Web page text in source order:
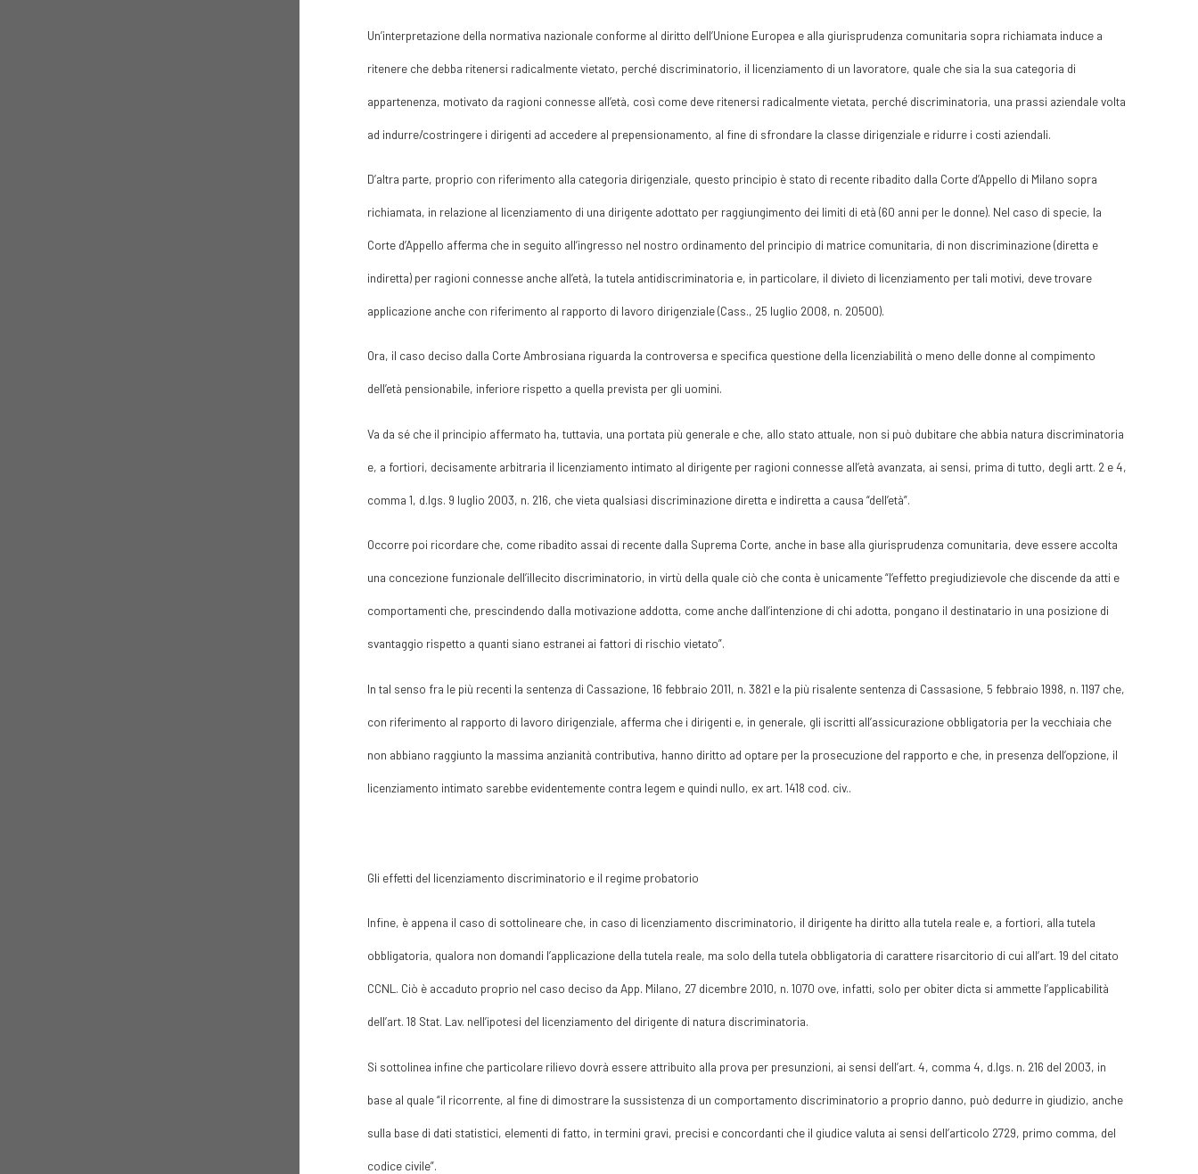
Un’interpretazione della normativa nazionale conforme al diritto dell’Unione Europea e alla giurisprudenza comunitaria sopra richiamata induce a
ritenere che debba ritenersi radicalmente vietato, perché discriminatorio, il licenziamento di un lavoratore, quale che sia la sua categoria di
appartenenza, motivato da ragioni connesse all’età, così come deve ritenersi radicalmente vietata, perché discriminatoria, una prassi aziendale volta
ad indurre/costringere i dirigenti ad accedere al prepensionamento, al fine di sfrondare la classe dirigenziale e ridurre i costi aziendali.
D’altra parte, proprio con riferimento alla categoria dirigenziale, questo principio è stato di recente ribadito dalla Corte d’Appello di Milano sopra
richiamata, in relazione al licenziamento di una dirigente adottato per raggiungimento dei limiti di età (60 anni per le donne). Nel caso di specie, la
Corte d’Appello afferma che in seguito all’ingresso nel nostro ordinamento del principio di matrice comunitaria, di non discriminazione (diretta e
indiretta) per ragioni connesse anche all’età, la tutela antidiscriminatoria e, in particolare, il divieto di licenziamento per tali motivi, deve trovare
applicazione anche con riferimento al rapporto di lavoro dirigenziale (Cass., 25 luglio 2008, n. 20500).
Ora, il caso deciso dalla Corte Ambrosiana riguarda la controversa e specifica questione della licenziabilità o meno delle donne al compimento
dell’età pensionabile, inferiore rispetto a quella prevista per gli uomini.
Va da sé che il principio affermato ha, tuttavia, una portata più generale e che, allo stato attuale, non si può dubitare che abbia natura discriminatoria
e, a fortiori, decisamente arbitraria il licenziamento intimato al dirigente per ragioni connesse all’età avanzata, ai sensi, prima di tutto, degli artt. 2 e 4,
comma 1, d.lgs. 9 luglio 2003, n. 216, che vieta qualsiasi discriminazione diretta e indiretta a causa “dell’età”.
Occorre poi ricordare che, come ribadito assai di recente dalla Suprema Corte, anche in base alla giurisprudenza comunitaria, deve essere accolta
una concezione funzionale dell’illecito discriminatorio, in virtù della quale ciò che conta è unicamente “l’effetto pregiudizievole che discende da atti e
comportamenti che, prescindendo dalla motivazione addotta, come anche dall’intenzione di chi adotta, pongano il destinatario in una posizione di
svantaggio rispetto a quanti siano estranei ai fattori di rischio vietato”.
In tal senso fra le più recenti la sentenza di Cassazione, 16 febbraio 2011, n. 3821 e la più risalente sentenza di Cassasione, 5 febbraio 1998, n. 1197 che,
con riferimento al rapporto di lavoro dirigenziale, afferma che i dirigenti e, in generale, gli iscritti all’assicurazione obbligatoria per la vecchiaia che
non abbiano raggiunto la massima anzianità contributiva, hanno diritto ad optare per la prosecuzione del rapporto e che, in presenza dell’opzione, il
licenziamento intimato sarebbe evidentemente contra legem e quindi nullo, ex art. 1418 cod. civ..
Gli effetti del licenziamento discriminatorio e il regime probatorio
Infine, è appena il caso di sottolineare che, in caso di licenziamento discriminatorio, il dirigente ha diritto alla tutela reale e, a fortiori, alla tutela
obbligatoria, qualora non domandi l’applicazione della tutela reale, ma solo della tutela obbligatoria di carattere risarcitorio di cui all’art. 19 del citato
CCNL. Ciò è accaduto proprio nel caso deciso da App. Milano, 27 dicembre 2010, n. 1070 ove, infatti, solo per obiter dicta si ammette l’applicabilità
dell’art. 18 Stat. Lav. nell’ipotesi del licenziamento del dirigente di natura discriminatoria.
Si sottolinea infine che particolare rilievo dovrà essere attribuito alla prova per presunzioni, ai sensi dell’art. 4, comma 4, d.lgs. n. 216 del 2003, in
base al quale “il ricorrente, al fine di dimostrare la sussistenza di un comportamento discriminatorio a proprio danno, può dedurre in giudizio, anche
sulla base di dati statistici, elementi di fatto, in termini gravi, precisi e concordanti che il giudice valuta ai sensi dell’articolo 2729, primo comma, del
codice civile”.